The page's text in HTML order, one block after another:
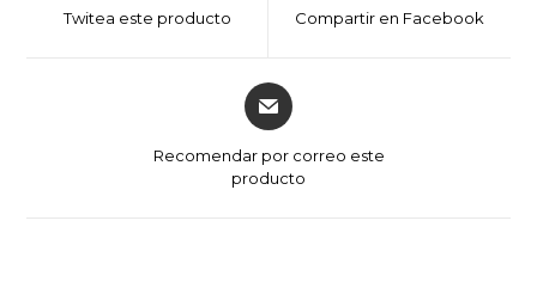
new
Twitea este producto
new
Compartir en Facebook
Opens
in
new
Recomendar por correo este
producto